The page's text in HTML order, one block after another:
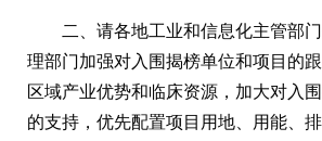
二、请各地工业和信息化主管部
理部门加强对入围揭榜单位和项目的
区域产业优势和临床资源，加大对入
的支持，优先配置项目用地、用能、